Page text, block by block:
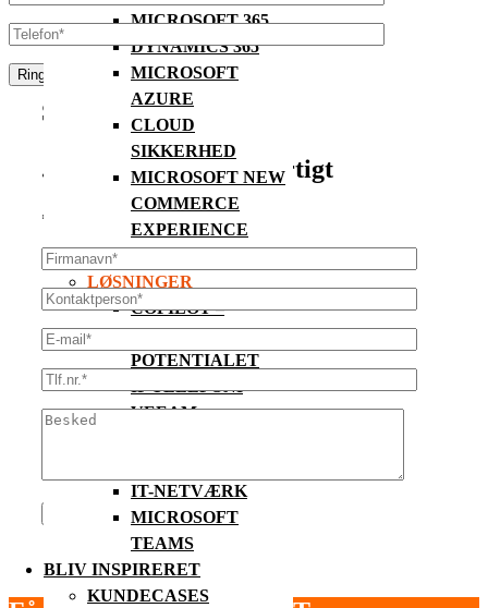
MICROSOFT 365
DYNAMICS 365
MICROSOFT
AZURE
CLOUD
SIKKERHED
MICROSOFT NEW
COMMERCE
EXPERIENCE
LØSNINGER
COPILOT –
UDNYT
POTENTIALET
IP TELEFONI
VEEAM
IT-NETVÆRK
MICROSOFT
TEAMS
BLIV INSPIRERET
KUNDECASES
Send formularen...
...vi vender tilbage hurtigt
* = Obligatorisk felt